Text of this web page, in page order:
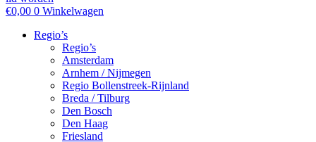
€0,00 0 Winkelwagen
Regio’s
Regio’s
Amsterdam
Arnhem / Nijmegen
Regio Bollenstreek-Rijnland
Breda / Tilburg
Den Bosch
Den Haag
Friesland